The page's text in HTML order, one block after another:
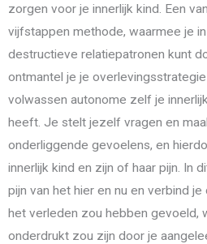
zorgen voor je innerlijk kind. Een
vijfstappen methode, waarmee je
destructieve relatiepatronen kunt
ontmantel je je
volwassen autonome zelf je
heeft. Je stelt jezelf vragen en
onderliggende gevoelens, en
innerlijk kind en zijn of haar pijn. In
pijn van het hier en nu en verbind
het verleden zou hebben gevoeld,
onderdrukt zou zijn door je